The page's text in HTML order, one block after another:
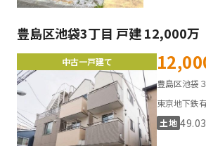
豊島区池袋3丁目 戸建 12,000万
中古一戸建て
豊島区池袋
東京地下鉄
土地